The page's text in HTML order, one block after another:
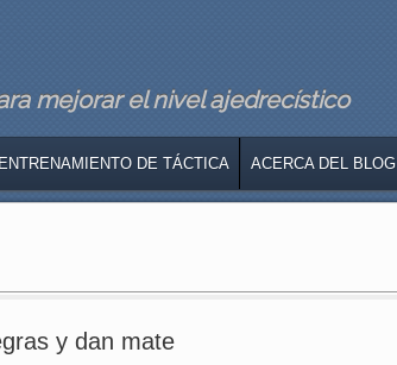
mejorar el nivel ajedrecístico
ENTRENAMIENTO DE TÁCTICA ACERCA DEL BLOG
y dan mate